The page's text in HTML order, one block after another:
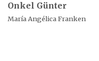
Onkel Günter
María Angélica Franken